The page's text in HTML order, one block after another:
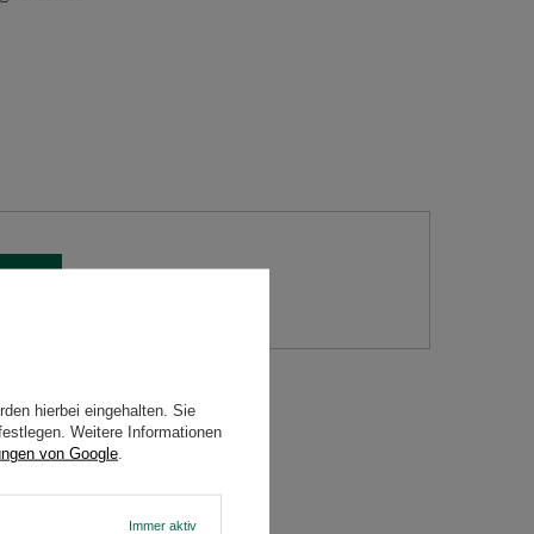
hierbei eingehalten. Sie
Weitere Informationen
von Google
Immer aktiv